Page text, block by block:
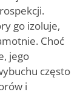
go izoluje,
Choć
jego
często
i